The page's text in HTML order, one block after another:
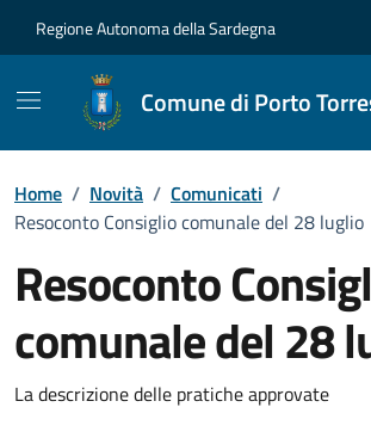
Regione Autonoma della Sardegna
Comune di Porto
Home / Novità / Comunicati /
Resoconto Consiglio comunale del 28 luglio
Resoconto
comunale del 28
Dettagli della notizia
La descrizione delle pratiche approvate